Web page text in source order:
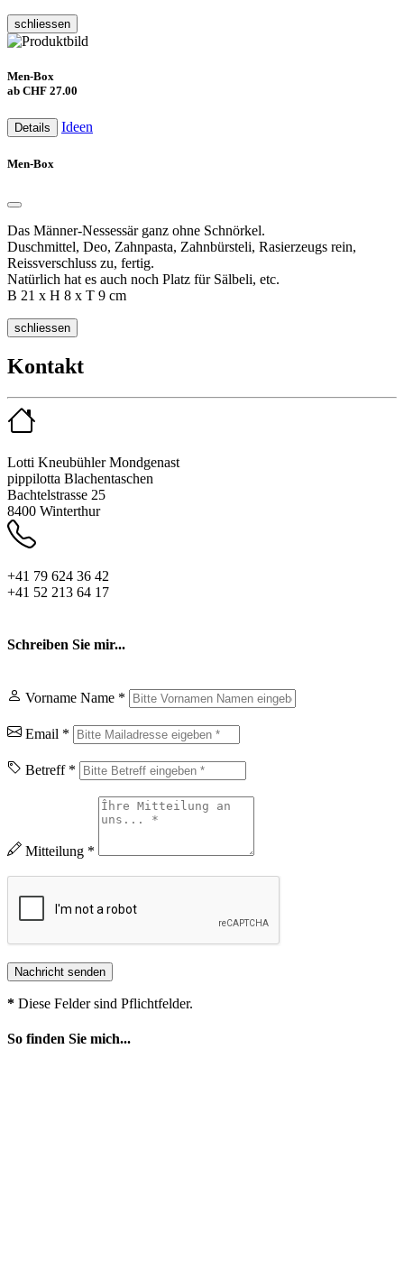
schliessen
Men-Box
ab CHF 27.00
Details Ideen
Men-Box
Das Männer-Nessessär ganz ohne Schnörkel.
Duschmittel, Deo, Zahnpasta, Zahnbürsteli, Rasierzeugs rein,
Reissverschluss zu, fertig.
Natürlich hat es auch noch Platz für Sälbeli, etc.
B 21 x H 8 x T 9 cm
schliessen
Kontakt
Lotti Kneubühler Mondgenast
pippilotta Blachentaschen
Bachtelstrasse 25
8400 Winterthur
+41 79 624 36 42
+41 52 213 64 17
Schreiben Sie mir...
Vorname Name *
Email *
Betreff *
Mitteilung *
* Diese Felder sind Pflichtfelder.
So finden Sie mich...